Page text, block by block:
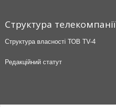
Структура телекомпанії
Структура власності ТОВ TV-4
Редакційний статут